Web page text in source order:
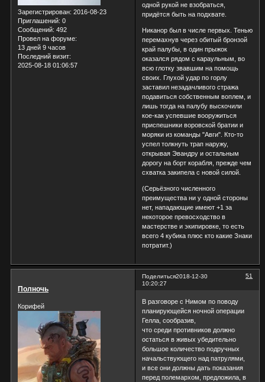
Зарегистрирован: 2016-08-23
Приглашений: 0
Сообщений: 492
Провел на форуме:
13 дней 9 часов
Последний визит:
2025-08-18 01:06:57
одной рукой не взобраться,
придётся быть на подхвате.
Никанор был в числе первых. Тенью
перемахнув через обитый бронзой
край палубы, в один прыжок
оказался рядом с караульным, во
всю глотку звавшим на помощь
своих. Глухой удар по горлу
заставил незадачливого стража
подавиться собственным воплем, и
лишь тогда на палубу выскочили
кое-как успевшие вооружиться
приспешники воровской братии и
моряки из команды "Авги". Кто-то
успел толкнуть трап наружу,
открывая Эвандру и остальным
дорогу на борт корабля, прежде чем
схватка закипела с новой силой.
(Серьёзного численного
преимущества ни у одной стороны
нет, нападающие имеют +1 за
некоторое превосходство в
мастерстве и экипировке, то есть
всего 4 кубика плюс кто какие Знаки
потратит.)
Поделиться 51
2018-12-30
10:20:27
Полночь
Корифей
В разговоре с Нимом по поводу
планирующейся ночной операции
Гелла, сообразив,
что среди противников должно
остаться в живых убедительно
большое количество подручных
начальствующего над патрулями,
и все они должны дать показания
перед полемархом, предложила, в